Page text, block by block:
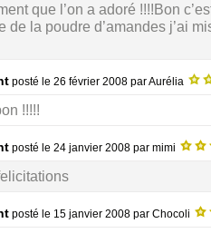
que l’on a adoré !!!!Bon
de la poudre d’amandes j’ai
posté le 26 février 2008 par Aurélia
!!!!!
posté le 24 janvier 2008 par mimi
posté le 15 janvier 2008 par Chocoli